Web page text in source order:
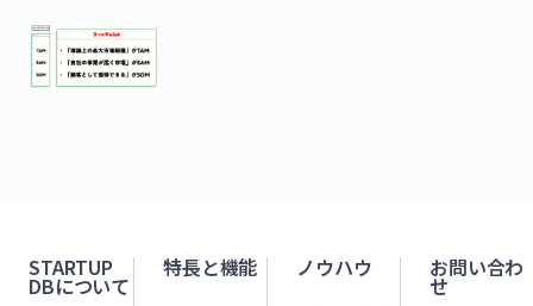
STARTUP
DBについて
特長と機能 ノウハウ お問い合わ
せ